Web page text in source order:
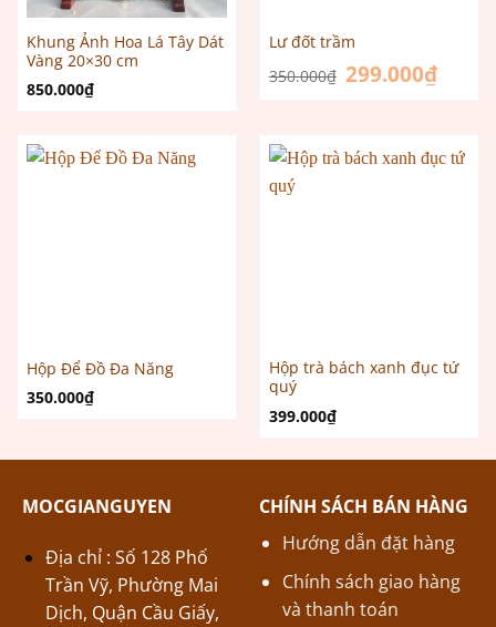
Khung Ảnh Hoa Lá Tây Dát
Vàng 20×30 cm
850.000₫
Lư đốt trầm
350.000₫ Giá
gốc
299.000₫Giá
hiện
Hộp Để Đồ Đa Năng
350.000₫
Hộp trà bách xanh đục tứ
quý
399.000₫
MOCGIANGUYEN
Địa chỉ : Số 128 Phố
Trần Vỹ, Phường Mai
Dịch, Quận Cầu Giấy,
CHÍNH SÁCH BÁN HÀNG
Hướng dẫn đặt hàng
Chính sách giao hàng
và thanh toán